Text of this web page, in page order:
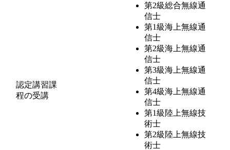
認定講習課
程の受講
第2級総合無線通
信士
第1級海上無線通
信士
第2級海上無線通
信士
第3級海上無線通
信士
第4級海上無線通
信士
第1級陸上無線技
術士
第2級陸上無線技
術士